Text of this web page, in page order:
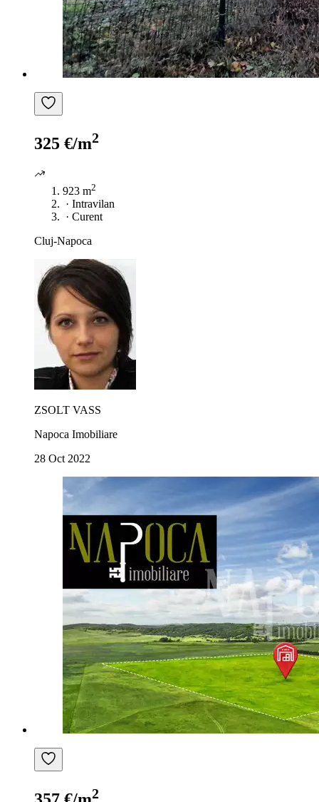
325 €/m2
923 m2
· Intravilan
· Curent
Cluj-Napoca
ZSOLT VASS
Napoca Imobiliare
28 Oct 2022
2